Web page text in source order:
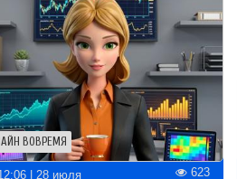
ВОВРЕМЯ
| 28 июля 623